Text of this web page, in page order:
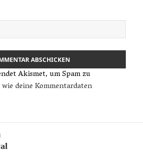
Akismet, um Spam zu
deine Kommentardaten